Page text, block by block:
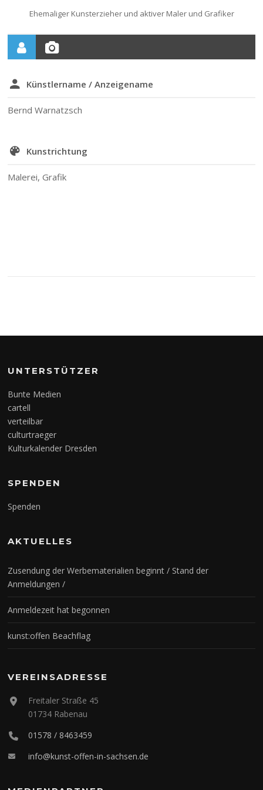
Ehemaliger Kunsterzieher und aktiver Maler und Grafiker
Künstlername / Anzeigename
Bernd Warnatzsch
Kunstrichtung
Malerei, Grafik
UNTERSTÜTZER
Bunte Medien
cartell
verteilbar
culturtraeger
Kulturkalender Dresden
SPENDEN
Spenden
AKTUELLES
Zusendung der Werbematerialien beginnt / Stand der
Anmeldungen /
Anmeldezeit hat begonnen
kunst:offen Beachflag
VEREINSADRESSE
Freitaler Straße 45
01734 Rabenau
01578 / 8463459
info@kunst-offen-in-sachsen.de